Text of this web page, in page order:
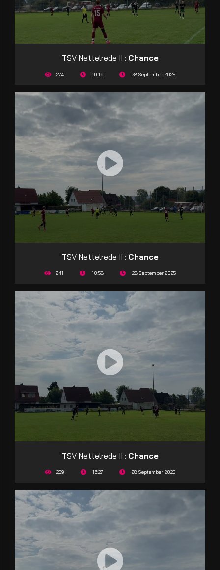
TSV Nettelrede II : Chance
274 10:16 28 September 2025
TSV Nettelrede II : Chance
241 10:58 28 September 2025
TSV Nettelrede II : Chance
239 16:27 28 September 2025